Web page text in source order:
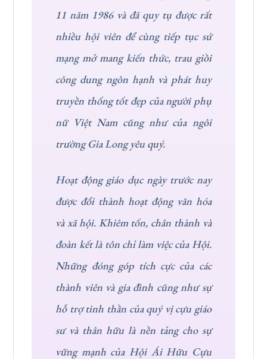
11 năm 1986 và đã quy tụ được rất
nhiều hội viên để cùng tiếp tục sứ
mạng mở mang kiến thức, trau giồi
công dung ngôn hạnh và phát huy
truyền thống tốt đẹp của người phụ
nữ Việt Nam cũng như của ngôi
trường Gia Long yêu quý.
Hoạt động giáo dục ngày trước nay
được đổi thành hoạt động văn hóa
và xã hội. Khiêm tốn, chân thành và
đoàn kết là tôn chỉ làm việc của Hội.
Những đóng góp tích cực của các
thành viên và gia đình cũng như sự
hỗ trợ tinh thần của quý vị cựu giáo
sư và thân hữu là nền tảng cho sự
vững mạnh của Hội Ái Hữu Cựu